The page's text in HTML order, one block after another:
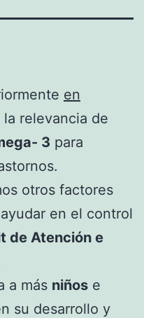
en
la relevancia de
3 para
otros factores
en el control
de Atención e
a más niños e
su desarrollo y